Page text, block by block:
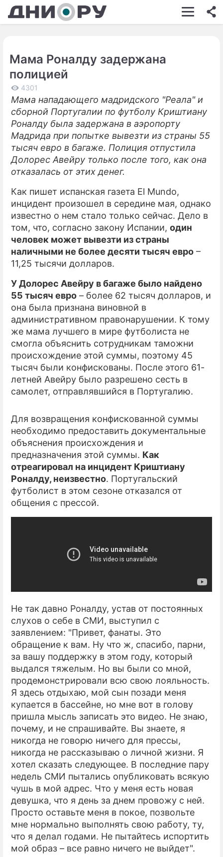
ШОУ-БИЗНЕС
КИНО
ЗДОРОВЬЕ
ЭКОНОМИКА
ПРОИСШЕСТВИЯ
СОННИК
СЕРИАЛЫ
ПРЕСС-РЕЛИЗЫ
Мама Роналду задержана
полицией
4301
Мама нападающего мадридского "Реала" и
сборной Португалии по футболу Криштиану
Роналду была задержана в аэропорту
Мадрида при попытке вывезти из страны 55
тысяч евро в багаже. Полиция отпустила
Долорес Авейру только после того, как она
отказалась от этих денег.
Как пишет испанская газета El Mundo,
инцидент произошел в середине мая, однако
известно о нем стало только сейчас. Дело в
том, что, согласно закону Испании, один
человек может вывезти из страны
наличными не более десяти тысяч евро –
11,25 тысячи долларов.
У Долорес Авейру в багаже было найдено
55 тысяч евро – более 62 тысяч долларов, и
она была признана виновной в
административном правонарушении. К тому
же мама лучшего в мире футболиста не
смогла объяснить сотрудникам таможни
происхождение этой суммы, поэтому 45
тысяч были конфискованы. После этого 61-
летней Авейру было разрешено сесть в
самолет, отправлявшийся в Португалию.
Для возвращения конфискованной суммы
необходимо предоставить документальные
объяснения происхождения и
предназначения этой суммы. Как
отреагировал на инцидент Криштиану
Роналду, неизвестно. Португальский
футболист в этом сезоне отказался от
общения с прессой.
Не так давно Роналду, устав от постоянных
слухов о себе в СМИ, выступил с
заявлением: "Привет, фанаты. Это
обращение к вам. Ну что ж, спасибо, парни,
за вашу поддержку в этом году, который
выдался тяжелым. Но вы были со мной,
продемонстрировали всю свою лояльность.
Я здесь отдыхаю, мой сын позади меня
купается в бассейне, но мне вот в голову
пришла мысль записать это видео. Не знаю,
почему, и не спрашивайте. Вы знаете, я
никогда не говорю ничего для прессы,
никогда не рассказываю о личной жизни. Я
хотел сказать следующее. В последние пару
недель СМИ пытались опубликовать всякую
чушь в мой адрес. Что у меня есть новая
девушка, что я день за днем провожу с ней.
Просто оставьте меня в покое, позвольте
мне нормально выполнять свою работу, ту,
что я делал годами. Не пытайтесь испортить
мой образ – все равно ничего не выйдет".